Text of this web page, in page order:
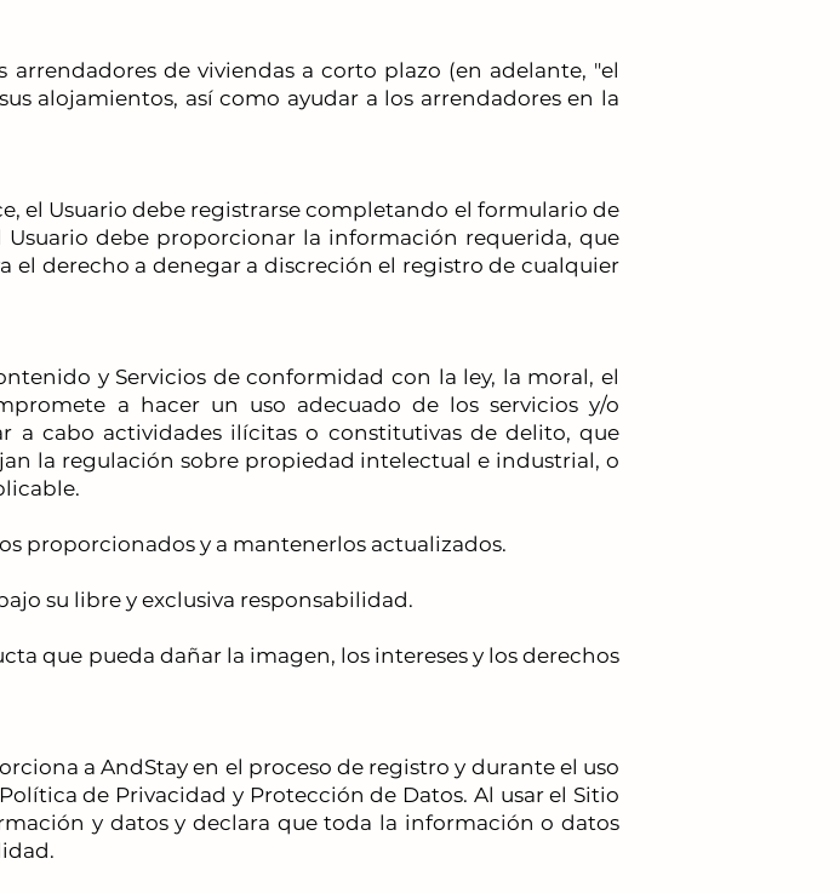
de viviendas a corto plazo (en adelante, "el
alojamientos, así como ayudar a los arrendadores en la
el Usuario debe registrarse completando el formulario de
debe proporcionar la información requerida, que
el derecho a denegar a discreción el registro de cualquier
y Servicios de conformidad con la ley, la moral, el
a hacer un uso adecuado de los servicios y/o
a cabo actividades ilícitas o constitutivas de delito, que
la regulación sobre propiedad intelectual e industrial, o
proporcionados y a mantenerlos actualizados.
su libre y exclusiva responsabilidad.
que pueda dañar la imagen, los intereses y los derechos
a AndStay en el proceso de registro y durante el uso
de Privacidad y Protección de Datos. Al usar el Sitio
y datos y declara que toda la información o datos